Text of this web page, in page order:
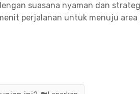
suasana nyaman dan
perjalanan untuk menuju
bisa ditempuh hanya dalam 15